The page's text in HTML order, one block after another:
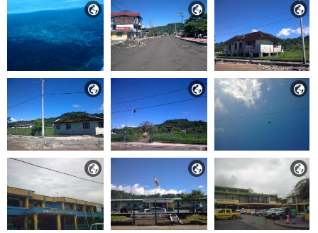
  
  
  